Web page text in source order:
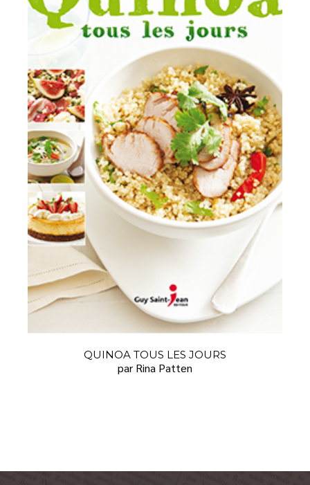
QUINOA TOUS LES JOURS
par Rina Patten